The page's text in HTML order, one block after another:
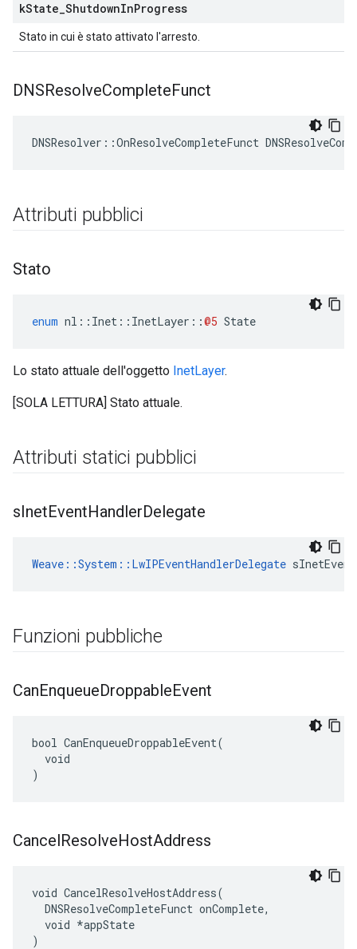
kState ShutdownInProgress
Stato in cui è stato attivato l'arresto.
DNSResolveCompleteFunct
DNSResolver::OnResolveCompleteFunct
Attributi pubblici
Stato
enum nl :: Inet :: InetLayer ::@5 State
Lo stato attuale dell'oggetto InetLayer.
[SOLA LETTURA] Stato attuale.
Attributi statici pubblici
sInetEventHandlerDelegate
Weave::System::LwIPEventHandlerDelegate
Funzioni pubbliche
CanEnqueueDroppableEvent
bool CanEnqueueDroppableEvent(
  void
)
CancelResolveHostAddress
void CancelResolveHostAddress(
  DNSResolveCompleteFunct onComplete,
  void *appState
)